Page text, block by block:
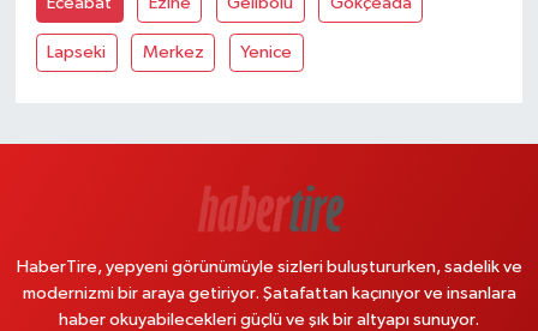
Lapseki Merkez Yenice
HaberTire, yepyeni görünümüyle sizleri buluştururken, sadelik ve
modernizmi bir araya getiriyor. Şatafattan kaçınıyor ve insanlara
haber okuyabilecekleri güçlü ve şık bir altyapı sunuyor.